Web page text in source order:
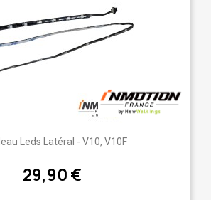
Leds Latéral - V10, V10F
29,90 €